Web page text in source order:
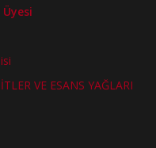
VE ESANS YAĞLARI